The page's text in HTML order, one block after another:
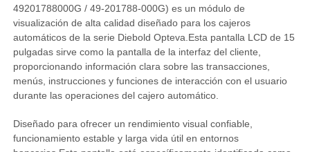
49201788000G / 49-201788-000G) es un módulo de
visualización de alta calidad diseñado para los cajeros
automáticos de la serie Diebold Opteva.Esta pantalla LCD de 15
pulgadas sirve como la pantalla de la interfaz del cliente,
proporcionando información clara sobre las transacciones,
menús, instrucciones y funciones de interacción con el usuario
durante las operaciones del cajero automático.
Diseñado para ofrecer un rendimiento visual confiable,
funcionamiento estable y larga vida útil en entornos